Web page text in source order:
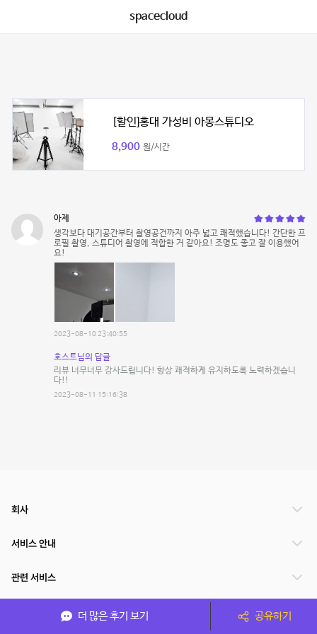
spacecloud
[할인]홍대 가성비 아몽스튜디오
8,900 원/시간
아제
생각보다 대기공간부터 촬영공건까지 아주 넓고 쾌적했습니다! 간단한 프
로필 촬영, 스튜디어 촬영에 적합한 거 같아요! 조명도 좋고 잘 이용했어
요!
2023-08-10 23:40:55
호스트님의 답글
리뷰 너무너무 감사드립니다! 항상 쾌적하게 유지하도록 노력하겠습니
다!!
2023-08-11 15:16:38
더 많은 후기 보기 공유하기
회사
서비스 안내
관련 서비스